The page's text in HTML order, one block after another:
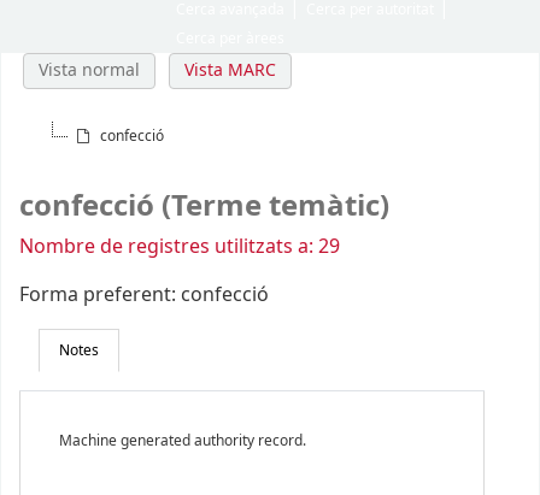
Vista normal Vista MARC
confecció
confecció (Terme temàtic)
Nombre de registres utilitzats a: 29
Forma preferent: confecció
Notes
Machine generated authority record.